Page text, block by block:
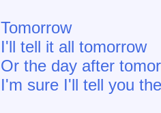
Tomorrow
I'll tell it all tomorrow
Or the day after
I'm sure I'll tell you